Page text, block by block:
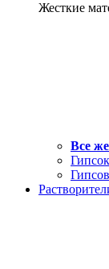
Жесткие
Все